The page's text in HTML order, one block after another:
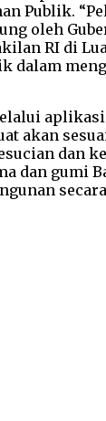
Publik.
oleh
RI di
akan
dan
dan gumi